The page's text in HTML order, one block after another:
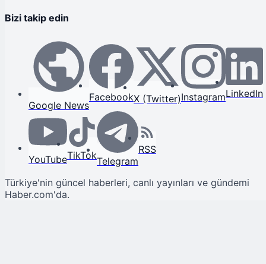
Bizi takip edin
Google News
FacebookX (Twitter)InstagramLinkedIn
YouTubeTikTokTelegram
RSS
Türkiye'nin güncel haberleri, canlı yayınları ve gündemi
Haber.com'da.